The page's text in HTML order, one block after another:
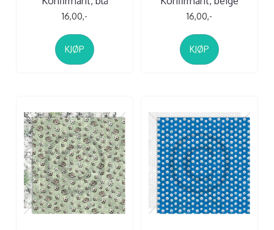
16,00,-
KJØP
16,00,-
KJØP